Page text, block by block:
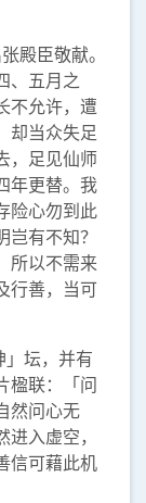
殿臣敬献。
、五月之
不允许，遭
却当众失足
，足见仙师
年更替。我
险心勿到此
有不知？
所以不需来
行善，当可
坛，并有
楹联：「问
然问心无
入虚空，
信可藉此机